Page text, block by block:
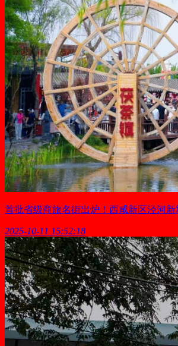
首批省级商旅名街出炉！西咸新区泾河
2025-10-11 15:52:18